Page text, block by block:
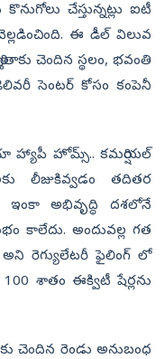
చేస్తున్నట్లు ఐటీ
ఈ డీల్‌ విలువ
చెందిన స్థలం, భవంతి
సెంటర్‌ కోసం కంపెనీ
హ్యాపీ హోమ్స్‌.. కమర్షియల్‌
లీజుకివ్వడం తదితర
ఇంకా అభివృద్ధి దశలోనే
కాలేదు. అందువల్ల గత
రెగ్యులేటరీ ఫైలింగ్ లో
శాతం ఈక్విటీ షేర్లను
చెందిన రెండు అనుబంధ